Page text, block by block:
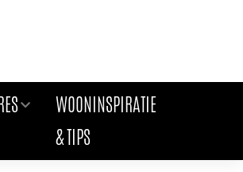
WOONINSPIRATIE
& TIPS